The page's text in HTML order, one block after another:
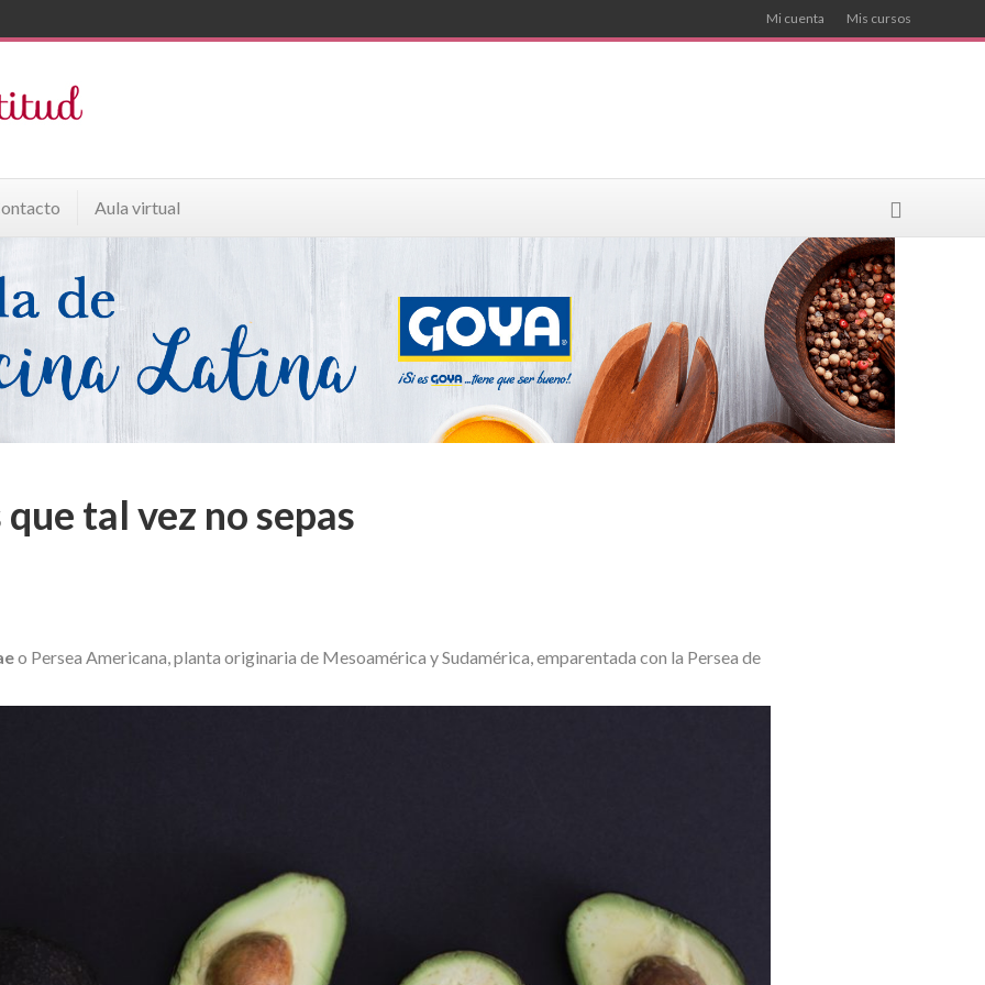
Mi cuenta Mis cursos
Aula virtual
tal vez no sepas
o Persea Americana, planta originaria de Mesoamérica y Sudamérica, emparentada con la Persea de